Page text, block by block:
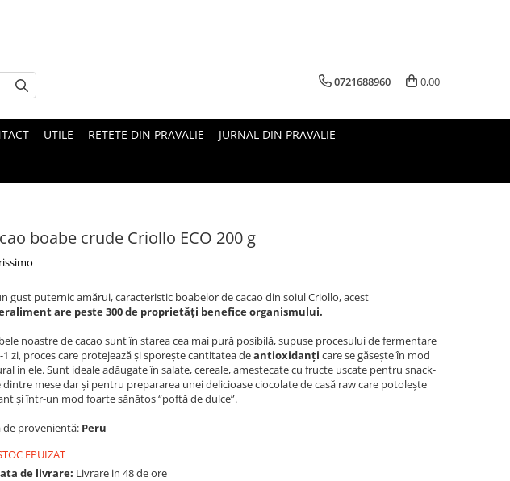
0721688960 0,00
UTILE RETETE DIN PRAVALIE JURNAL DIN PRAVALIE
boabe crude Criollo ECO 200 g
gust puternic amărui, caracteristic boabelor de cacao din soiul Criollo, acest
are peste 300 de proprietăți benefice organismului.
noastre de cacao sunt în starea cea mai pură posibilă, supuse procesului de fermentare
1 zi, proces care protejează și sporește cantitatea deantioxidanți care se găsește în mod
in ele. Sunt ideale adăugate în salate, cereale, amestecate cu fructe uscate pentru snack-
dintre mese dar și pentru prepararea unei delicioase ciocolate de casă raw care potolește
și într-un mod foarte sănătos “poftă de dulce”.
de proveniență: Peru
EPUIZAT
de livrare: Livrare in 48 de ore